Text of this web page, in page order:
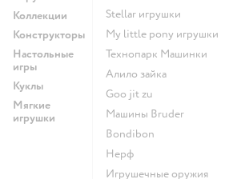
Коллекции
Конструкторы
Настольные
игры
Куклы
Мягкие
игрушки
Stellar игрушки
my little pony игрушки
Технопарк Машинки
Алило зайка
Goo jit zu
Машины Bruder
Bondibon
Нерф
Игрушечные оружия